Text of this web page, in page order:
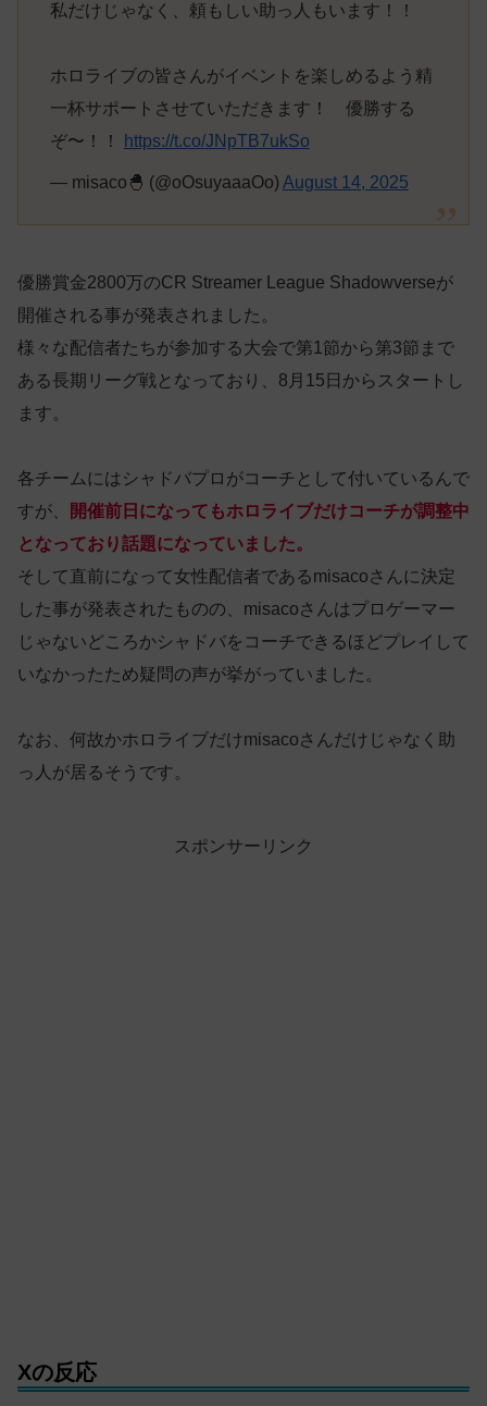
私だけじゃなく、頼もしい助っ人もいます！！
ホロライブの皆さんがイベントを楽しめるよう精
一杯サポートさせていただきます！ 優勝する
ぞ〜！！
https://t.co/JNpTB7ukSo
— misaco🐣 (@oOsuyaaaOo) August 14, 2025
優勝賞金2800万のCR Streamer League Shadowverseが
開催される事が発表されました。
様々な配信者たちが参加する大会で第1節から第3節まで
ある長期リーグ戦となっており、8月15日からスタートし
ます。
各チームにはシャドバプロがコーチとして付いているんで
すが、
開催前日になってもホロライブだけコーチが調整中
となっており話題になっていました。
そして直前になって女性配信者であるmisacoさんに決定
した事が発表されたものの、misacoさんはプロゲーマー
じゃないどころかシャドバをコーチできるほどプレイして
いなかったため疑問の声が挙がっていました。
なお、何故かホロライブだけmisacoさんだけじゃなく助
っ人が居るそうです。
スポンサーリンク
Xの反応